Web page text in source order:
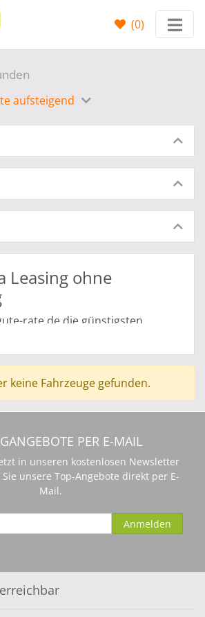
(0)
aufsteigend
Leasing ohne
rate.de die günstigsten
für Kia Optima Leasing ohne
abgestimmt auf Ihr persönliches
die Möglichkeit Ihren
der ohne Anzahlung zu leasen.
Ihren neuen Traumwagen
werden. Alle Angebote
die Herstellerbank.
keine Fahrzeuge gefunden.
PER E-MAIL
in unseren kostenlosen Newsletter
unsere Top-Angebote direkt per E-
Mail.